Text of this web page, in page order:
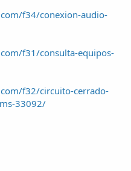
f34/conexion-audio-
f31/consulta-equipos-
f32/circuito-cerrado-
33092/